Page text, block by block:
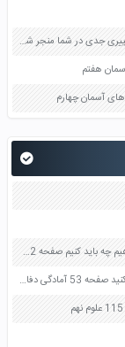
یکی از موثرترین پیام هایی را که دریافت کرده اید و به اقناع و تغییری جدی در شما منجر شده است برسی کنید و علت این تاثیر گذاری قابل توجه را بنویسید صفحه 52 تفکر و سواد رسانه ای دهم
اگر بخواهیم جسمی را به حرکت در آوریم یا سرعت آن را تغییر دهیم چه باید کنیم صفحه 52 علوم نهم
اقدامات خودتان را در این موقعیت بنویسید شما چه اقدامی می کنید صفحه 53 آمادگی دفاعی دهم